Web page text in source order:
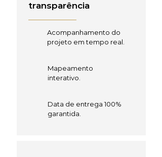
transparência
Acompanhamento do
projeto em tempo real.
Mapeamento
interativo.
Data de entrega 100%
garantida.